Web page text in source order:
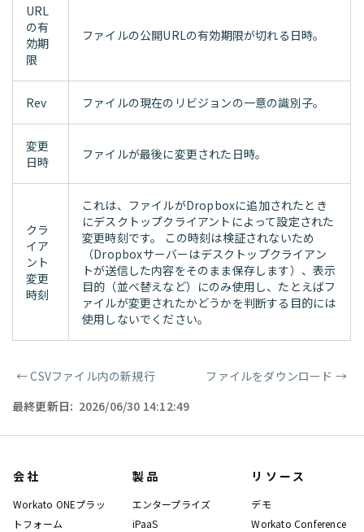
URL
の有
効期
限
ファイルの公開URLの有効期限が切れる日時。
Rev ファイルの現在のリビジョンの一意の識別子。
変更
日時
ファイルが最後に変更された日時。
クラ
イア
ント
変更
時刻
これは、ファイルがDropboxに追加されたとき
にデスクトップクライアントによって設定された
変更時刻です。 この時刻は検証されないため
（Dropboxサーバーはデスクトップクライアン
トが送信した内容をそのまま保存します）、表示
目的（並べ替えなど）にのみ使用し、たとえばフ
ァイルが変更されたかどうかを判断する目的には
使用しないでください。
ページャー
←CSVファイル内の新規行 ファイルをダウンロード →
最終更新日: 2026/06/30 14:12:49
会社
Workato ONEプラッ
トフォーム
製品
エンタープライズ
iPaaS
リソース
デモ
Workato Conference